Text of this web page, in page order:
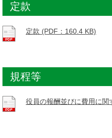
定款
定款 (PDF：160.4 KB)
規程等
役員の報酬並びに費用に